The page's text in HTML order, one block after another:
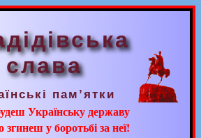
слава
пам’ятки
Українську державу
згинеш у боротьбі за неї!